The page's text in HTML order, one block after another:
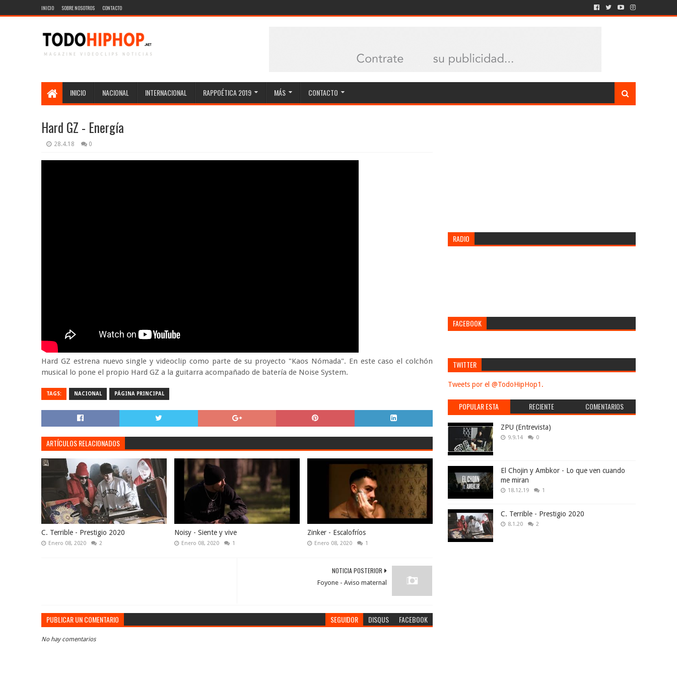
INICIO SOBRE NOSOTROS CONTACTO
INICIO NACIONAL INTERNACIONAL RAPPOÉTICA 2019 MÁS CONTACTO
Hard GZ - Energía
28.4.18 0
Hard GZ estrena nuevo single y videoclip como parte de su proyecto "Kaos Nómada". En este caso el colchón
musical lo pone el propio Hard GZ a la guitarra acompañado de batería de Noise System.
TAGS: NACIONAL PÁGINA PRINCIPAL
ARTÍCULOS RELACIONADOS
C. Terrible - Prestigio 2020
Enero 08, 2020 2
Noisy - Siente y vive
Enero 08, 2020 1
Zinker - Escalofríos
Enero 08, 2020 1
NOTICIA POSTERIOR
Foyone - Aviso maternal
PUBLICAR UN COMENTARIO SEGUIDOR DISQUS FACEBOOK
No hay comentarios
RADIO
FACEBOOK
TWITTER
Tweets por el @TodoHipHop1.
POPULAR ESTA
SEMANA
RECIENTE COMENTARIOS
ZPU (Entrevista)
9.9.14 0
El Chojin y Ambkor - Lo que ven cuando
me miran
18.12.19 1
C. Terrible - Prestigio 2020
8.1.20 2